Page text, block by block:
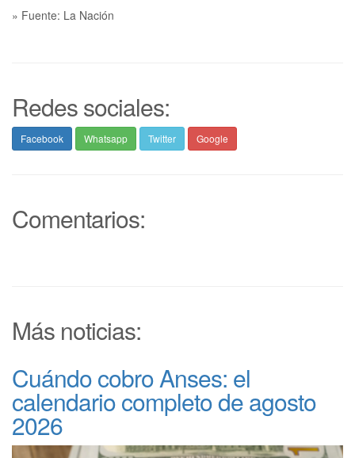
» Fuente: La Nación
Redes sociales:
Facebook Whatsapp Twitter Google
Comentarios:
Más noticias:
Cuándo cobro Anses: el
calendario completo de agosto
2026